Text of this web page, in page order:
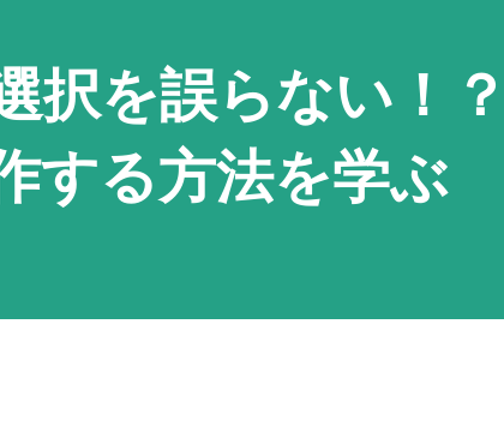
択を誤らない
する方法を学ぶ